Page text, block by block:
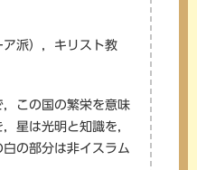
派），キリスト教
この国の繁栄を意味
星は光明と知識を，
の部分は非イスラム